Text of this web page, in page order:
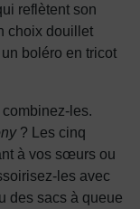
reflètent son
choix douillet
boléro en tricot
les.
? Les cinq
à vos sœurs ou
les avec
des sacs à queue